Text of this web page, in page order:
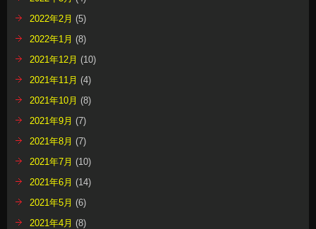
2022年2月 (5)
2022年1月 (8)
2021年12月 (10)
2021年11月 (4)
2021年10月 (8)
2021年9月 (7)
2021年8月 (7)
2021年7月 (10)
2021年6月 (14)
2021年5月 (6)
2021年4月 (8)